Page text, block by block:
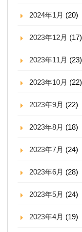
2024年1月 (20)
2023年12月 (17)
2023年11月 (23)
2023年10月 (22)
2023年9月 (22)
2023年8月 (18)
2023年7月 (24)
2023年6月 (28)
2023年5月 (24)
2023年4月 (19)